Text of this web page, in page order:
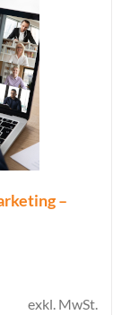
–
exkl. MwSt.